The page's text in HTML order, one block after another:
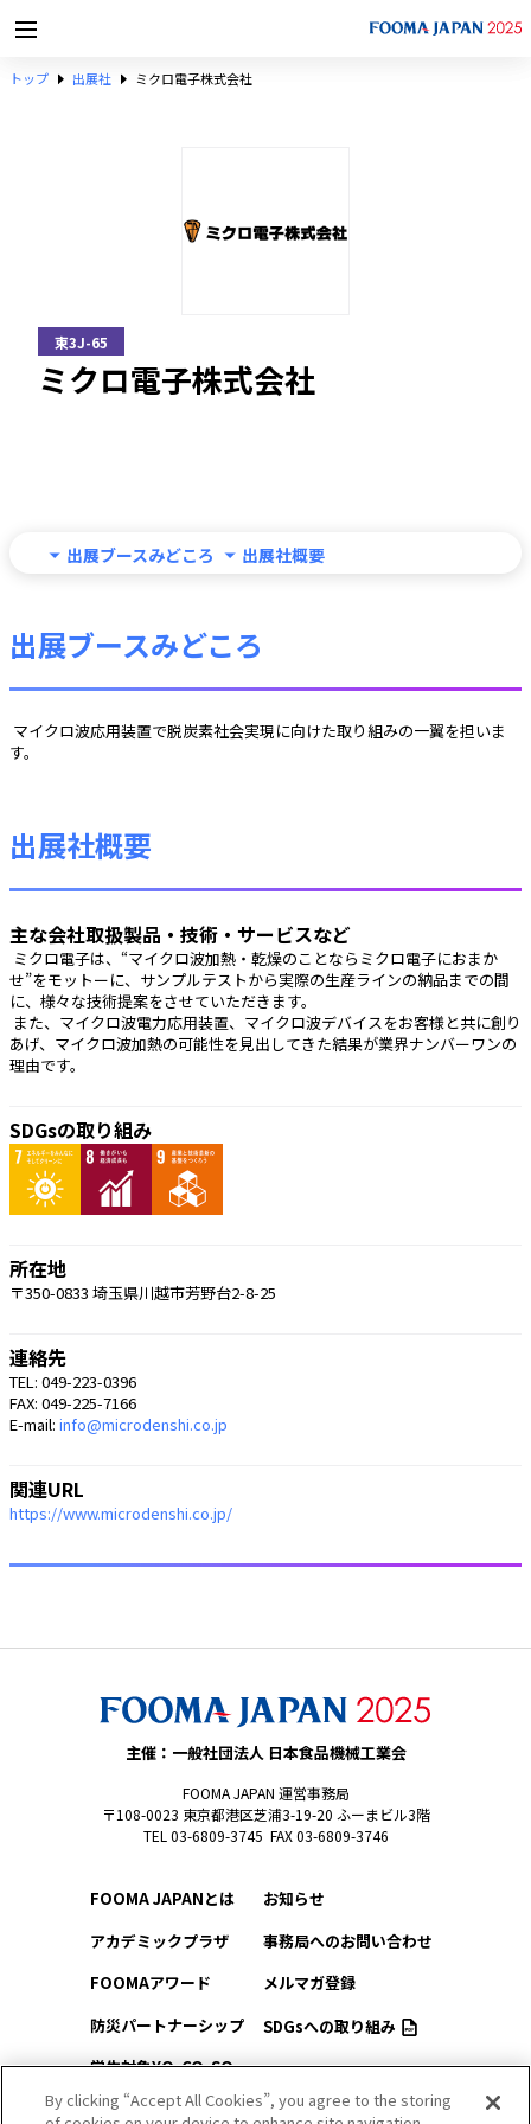
トップ 出展社 ミクロ電子株式会社
東3J-65
ミクロ電子株式会社
出展ブースみどころ 出展社概要
出展ブースみどころ
す。
出展社概要
主な会社取扱製品・技術・サービスなど
せ”をモットーに、サンプルテストから実際の生産ラインの納品までの間
に、様々な技術提案をさせていただきます。
あげ、マイクロ波加熱の可能性を見出してきた結果が業界ナンバーワンの
理由です。
SDGsの取り組み
所在地
〒350-0833 埼玉県川越市芳野台2-8-25
連絡先
TEL: 049-223-0396
FAX: 049-225-7166
E-mail: info@microdenshi.co.jp
関連URL
https://www.microdenshi.co.jp/
主催：一般社団法人 日本食品機械工業会
FOOMA JAPAN 運営事務局
〒108-0023 東京都港区芝浦3-19-20 ふーまビル3階
TEL 03-6809-3745 FAX 03-6809-3746
FOOMA JAPANとは
アカデミックプラザ
FOOMAアワード
防災パートナーシップ
学生対象YO-CO-SO
（ようこそ）FOOMA
お知らせ
事務局へのお問い合わせ
メルマガ登録
SDGsへの取り組み
By clicking “Accept All Cookies”, you agree to the storing